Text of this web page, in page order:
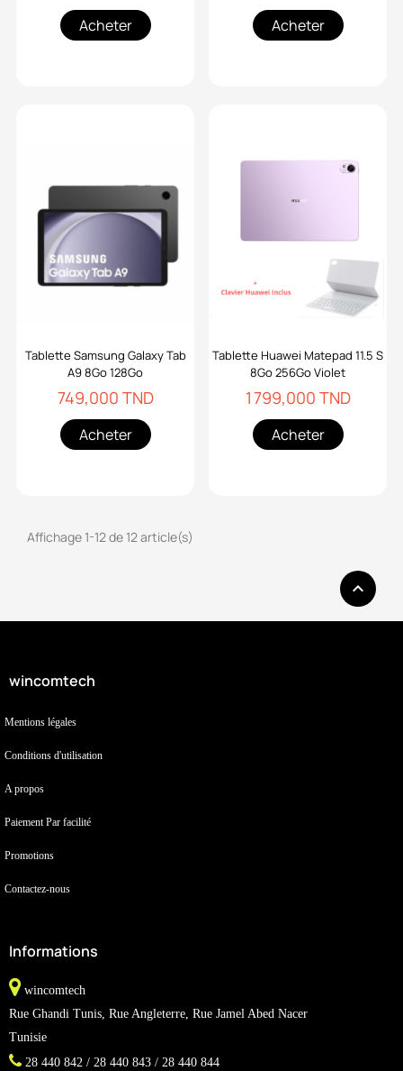
Acheter Acheter
Tablette Samsung Galaxy Tab
A9 8Go 128Go
749,000 TND
Acheter
Tablette Huawei Matepad 11.5 S
8Go 256Go Violet
1 799,000 TND
Acheter
Affichage 1-12 de 12 article(s)

wincomtech
Mentions légales
Conditions d'utilisation
A propos
Paiement Par facilité
Promotions
Contactez-nous
Informations
wincomtech
Rue Ghandi Tunis, Rue Angleterre, Rue Jamel Abed Nacer
Tunisie
28 440 842 / 28 440 843 / 28 440 844